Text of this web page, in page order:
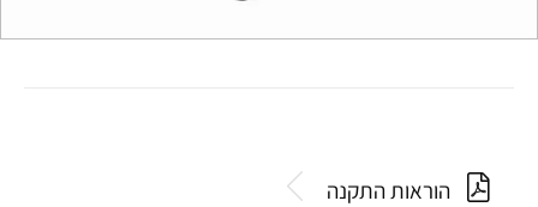
הוראות התקנה